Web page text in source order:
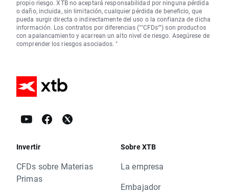
propio riesgo. XTB no aceptará responsabilidad por ninguna pérdida
o daño, incluida, sin limitación, cualquier pérdida de beneficio, que
pueda surgir directa o indirectamente del uso o la confianza de dicha
información. Los contratos por diferencias (""CFDs"") son productos
con apalancamiento y acarrean un alto nivel de riesgo. Asegúrese de
comprender los riesgos asociados. "
Invertir
CFDs sobre Materias
Primas
Sobre XTB
La empresa
Embajador